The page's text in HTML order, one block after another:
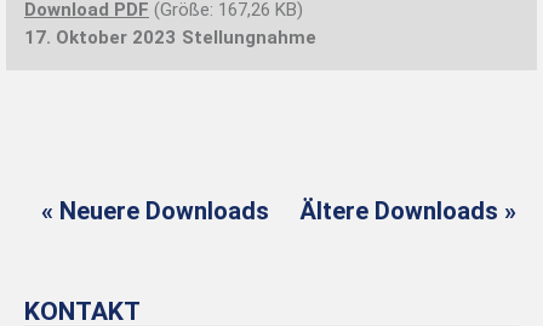
Download PDF (Größe: 167,26 KB)
17. Oktober 2023 Stellungnahme
« Neuere Downloads Ältere Downloads »
KONTAKT